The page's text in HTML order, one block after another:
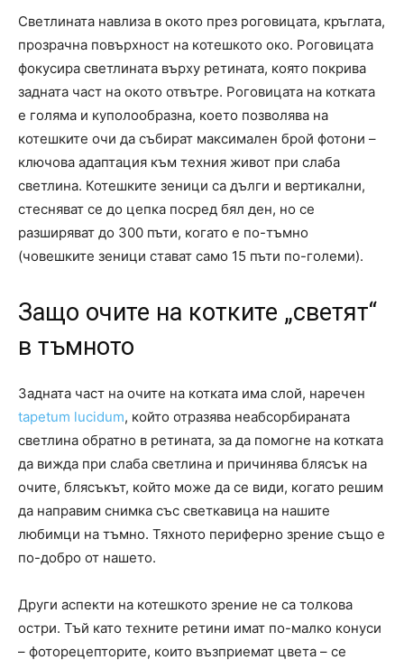
Светлината навлиза в окото през роговицата, кръглата,
прозрачна повърхност на котешкото око. Роговицата
фокусира светлината върху ретината, която покрива
задната част на окото отвътре. Роговицата на котката
е голяма и куполообразна, което позволява на
котешките очи да събират максимален брой фотони –
ключова адаптация към техния живот при слаба
светлина. Котешките зеници са дълги и вертикални,
стесняват се до цепка посред бял ден, но се
разширяват до 300 пъти, когато е по-тъмно
(човешките зеници стават само 15 пъти по-големи).
Защо очите на котките „светят“
в тъмното
Задната част на очите на котката има слой, наречен
tapetum lucidum, който отразява неабсорбираната
светлина обратно в ретината, за да помогне на котката
да вижда при слаба светлина и причинява блясък на
очите, блясъкът, който може да се види, когато решим
да направим снимка със светкавица на нашите
любимци на тъмно. Тяхното периферно зрение също е
по-добро от нашето.
Други аспекти на котешкото зрение не са толкова
остри. Тъй като техните ретини имат по-малко конуси
– фоторецепторите, които възприемат цвета – се